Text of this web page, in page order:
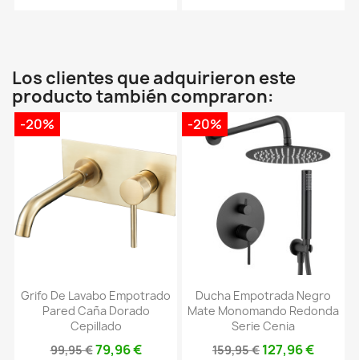
Los clientes que adquirieron este
producto también compraron:
Grifo De Lavabo Empotrado
Pared Caña Dorado
Cepillado
99,95 €79,96 €
-20%
Ducha Empotrada Negro
Mate Monomando Redonda
Serie Cenia
159,95 € 127,96 €
-20%